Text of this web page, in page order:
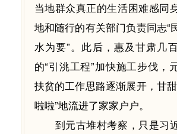
当地群众真正的生活困难感同
地和随行的有关部门负责同志“
水为要”。此后，惠及甘肃几
的“引洮工程”加快施工步伐，
扶贫的工作思路逐渐展开，甘
啦啦”地流进了家家户户。
到元古堆村考察，只是习